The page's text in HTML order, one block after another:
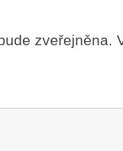
zveřejněna.